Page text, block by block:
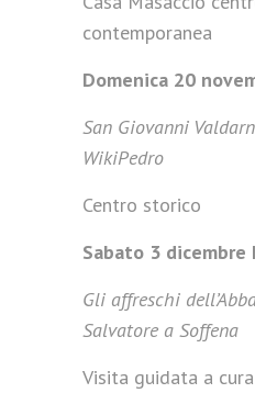
contemporanea
Domenica 20
San Giovanni
WikiPedro
Centro storico
Sabato 3 dicembre
Gli affreschi
Salvatore a Soffena
Visita guidata a